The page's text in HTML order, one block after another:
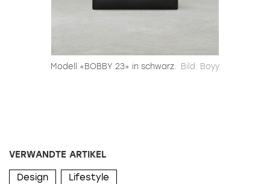
Modell «BOBBY 23» in schwarz. Bild: Boyy
VERWANDTE ARTIKEL
Design Lifestyle